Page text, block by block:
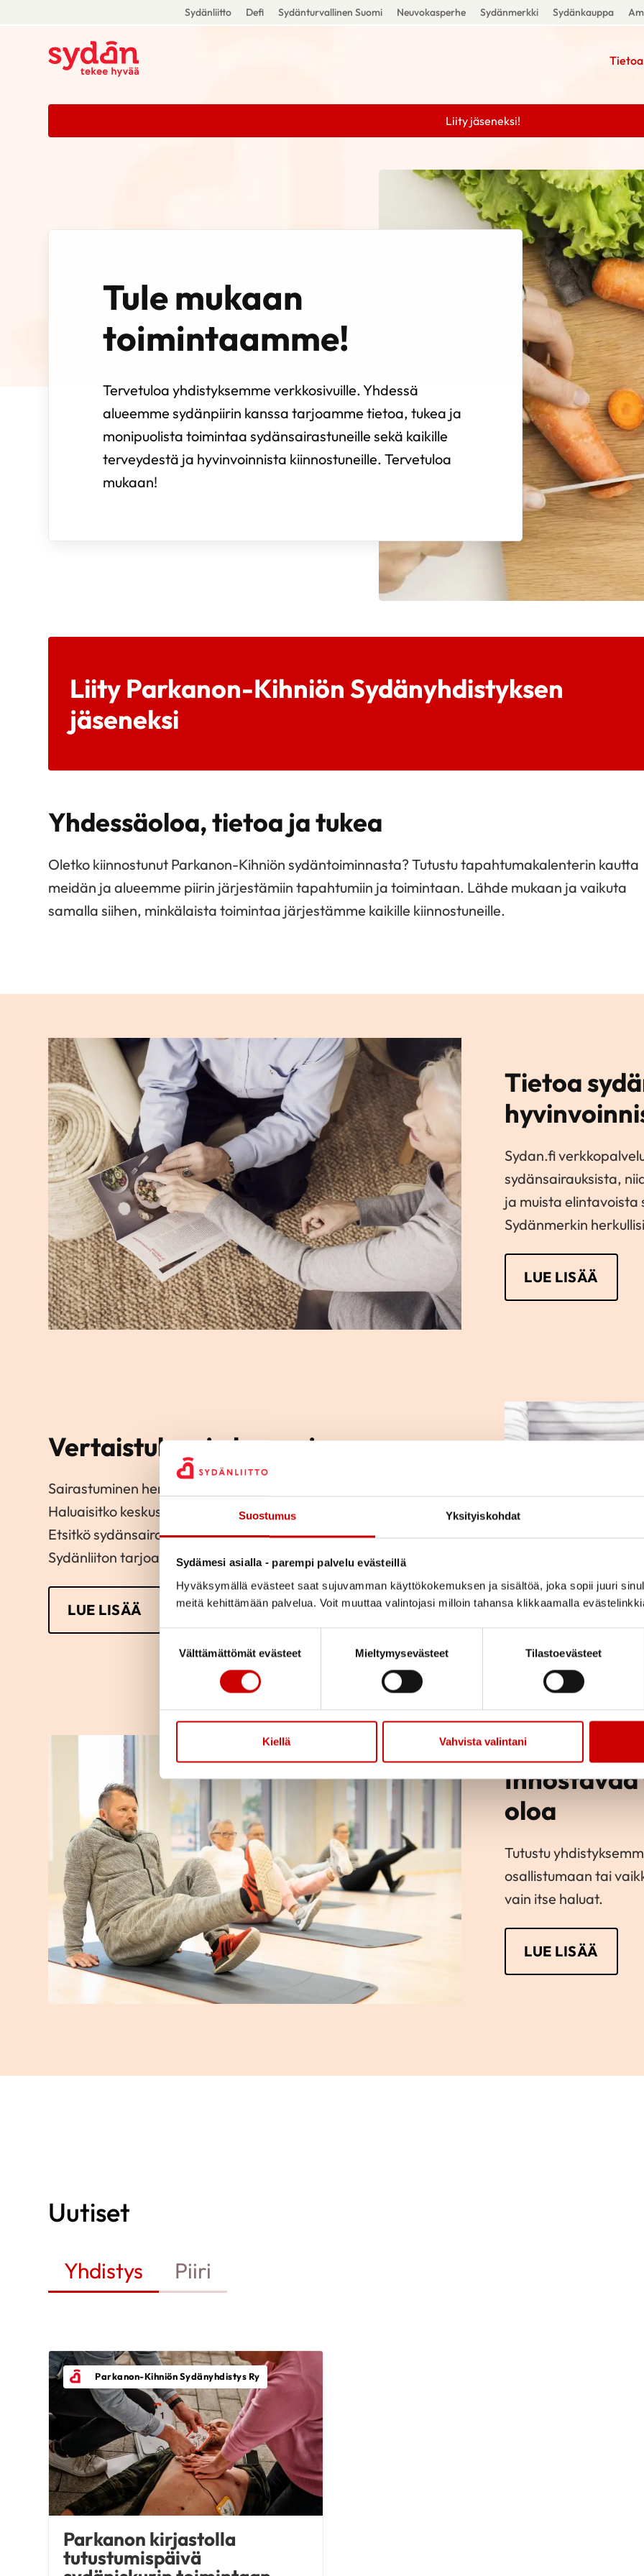
Suostumus Yksityiskohdat
Sydämesi asialla - parempi palvelu evästeillä
Hyväksymällä evästeet saat sujuvamman käyttökokemuksen ja sisältöä, joka sopii juuri
meitä kehittämään palvelua. Voit muuttaa valintojasi milloin tahansa klikkaamalla
Suostumuksen valinta
Välttämättömät evästeet
Mieltymysevästeet Tilastoevästeet
Kiellä Vahvista valintani
Sydänliitto Defi Sydänturvallinen Suomi Neuvokasperhe Sydänmerkki Sydänkauppa
Tietoa
Liity jäseneksi!
Tule mukaan
toimintaamme!
Tervetuloa yhdistyksemme verkkosivuille. Yhdessä
alueemme sydänpiirin kanssa tarjoamme tietoa, tukea ja
monipuolista toimintaa sydänsairastuneille sekä kaikille
terveydestä ja hyvinvoinnista kiinnostuneille. Tervetuloa
mukaan!
Liity Parkanon-Kihniön Sydänyhdistyksen
jäseneksi
Yhdessäoloa, tietoa ja tukea
Oletko kiinnostunut Parkanon-Kihniön sydäntoiminnasta? Tutustu tapahtumakalenterin kautta
meidän ja alueemme piirin järjestämiin tapahtumiin ja toimintaan. Lähde mukaan ja vaikuta
samalla siihen, minkälaista toimintaa järjestämme kaikille kiinnostuneille.
Tietoa
Sydan.fi
sydänsairauksista,
ja muista elintavoista
Sydänmerkin
LUE LISÄÄ
Vertaistukea ja kursseja
Sairastuminen herättää usein monia huolia ja kysymyksiä.
Haluaisitko keskustella koulutetun vertaistukihenkilön kanssa?
Etsitkö sydänsairastuneille tarkoitettuja kursseja? Tutustu
Sydänliiton tarjoamaan tukeen sairastuneille.
LUE LISÄÄ
oloa
Tutustu
osallistumaan tai
vain itse haluat.
LUE LISÄÄ
Uutiset
Yhdistys Piiri
Parkanon-Kihniön Sydänyhdistys Ry
Parkanon kirjastolla
tutustumispäivä